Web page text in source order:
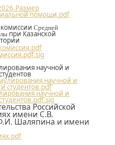
помощи.pdf
комиссииСредней
при Казанской
научной и
научной и
студентов.pdf
научной и
Российской
имени С.В.
Шаляпина и имени